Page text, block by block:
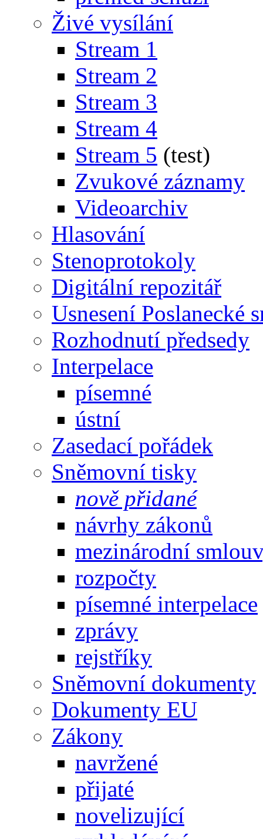
Živé vysílání
Stream 1
Stream 2
Stream 3
Stream 4
Stream 5 (test)
Zvukové záznamy
Videoarchiv
Hlasování
Stenoprotokoly
Digitální repozitář
Usnesení Poslanecké
Rozhodnutí předsedy
Interpelace
písemné
ústní
Zasedací pořádek
Sněmovní tisky
nově přidané
návrhy zákonů
mezinárodní
rozpočty
písemné interpelace
zprávy
rejstříky
Sněmovní dokumenty
Dokumenty EU
Zákony
navržené
přijaté
novelizující